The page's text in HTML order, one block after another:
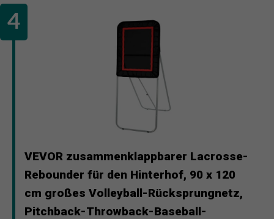
VEVOR zusammenklappbarer Lacrosse-
Rebounder für den Hinterhof, 90 x 120
cm großes Volleyball-Rücksprungnetz,
Pitchback-Throwback-Baseball-